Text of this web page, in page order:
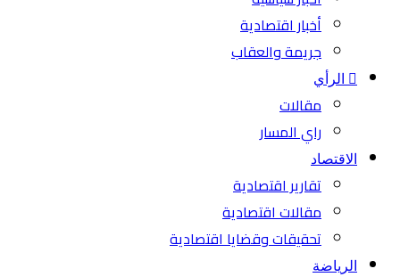
أخبار اقتصادية
جريمة والعقاب
الرأي
مقالات
راي المسار
الاقتصاد
تقارير اقتصادية
مقالات اقتصادية
تحقيقات وقضايا اقتصادية
الرياضة